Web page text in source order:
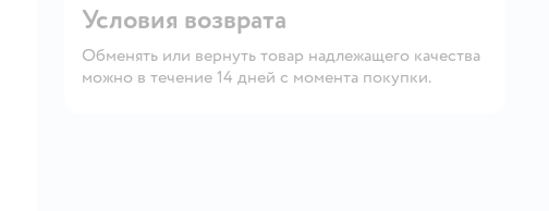
Условия возврата
Обменять или вернуть товар надлежащего качества
можно в течение 14 дней с момента покупки.